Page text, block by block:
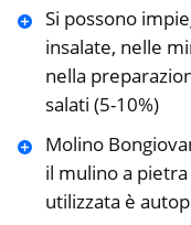
Si possono
insalate, nelle
nella
salati (5-10%)
Molino
il mulino a pietra
utilizzata è